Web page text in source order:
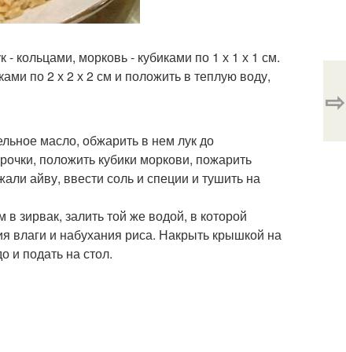
кольцами, морковь - кубиками по 1 х 1 х 1 см.
по 2 х 2 х 2 см и положить в теплую воду,
масло, обжарить в нем лук до
положить кубики моркови, пожарить
айву, ввести соль и специи и тушить на
залить той же водой, в которой
влаги и набухания риса. Накрыть крышкой на
и подать на стол.
⇨